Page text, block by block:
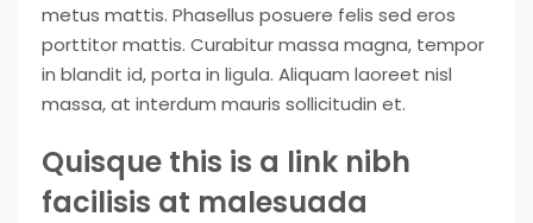
metus mattis. Phasellus posuere felis sed eros
porttitor mattis. Curabitur massa magna, tempor
in blandit id, porta in ligula. Aliquam laoreet nisl
massa, at interdum mauris sollicitudin et.
Quisque this is a link nibh
facilisis at malesuada